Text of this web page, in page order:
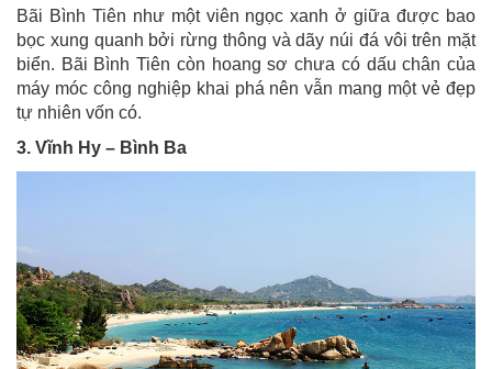
Bãi Bình Tiên như một viên ngọc xanh ở giữa được bao
bọc xung quanh bởi rừng thông và dãy núi đá vôi trên mặt
biển. Bãi Bình Tiên còn hoang sơ chưa có dấu chân của
máy móc công nghiệp khai phá nên vẫn mang một vẻ đẹp
tự nhiên vốn có.
3. Vĩnh Hy – Bình Ba